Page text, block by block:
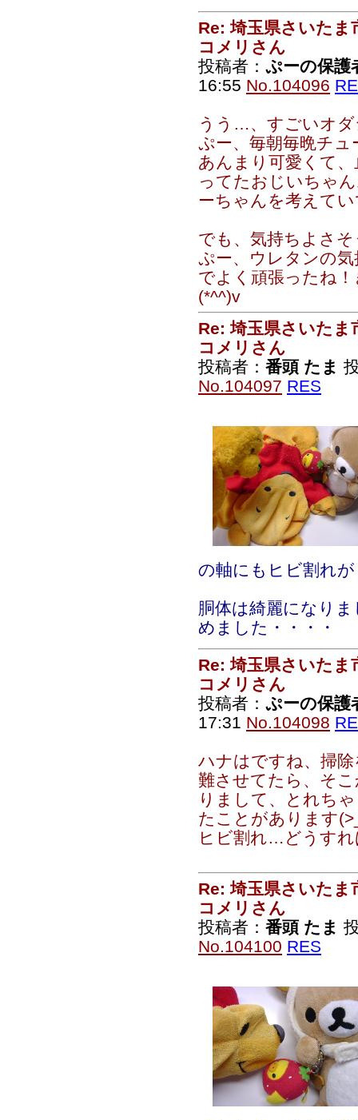
Re: 埼玉県さいたま
コメリさん
投稿者： ぷーの保護
16:55 No.104096
うう…、すごいオ
ぷー、毎朝毎晩チ
あんまり可愛くて
ってたおじいちゃ
ーちゃんを考えて
でも、気持ちよさそ
ぷー、ウレタンの
でよく頑張ったね
(*^^)v
Re: 埼玉県さいたま
コメリさん
投稿者： 番頭 たま
No.104097 RES
の軸にもヒビ割れが
胴体は綺麗になり
めました・・・・
Re: 埼玉県さいたま
コメリさん
投稿者： ぷーの保護
17:31 No.104098
ハナはですね、掃
難させてたら、そ
りまして、とれち
たことがあります
ヒビ割れ…どうす
Re: 埼玉県さいたま
コメリさん
投稿者： 番頭 たま
No.104100 RES